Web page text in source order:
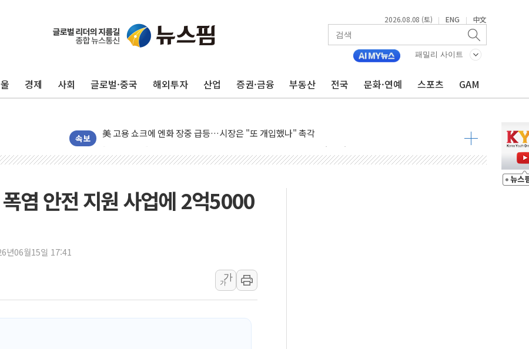
2026.08.08 (토) | ENG | 中文
패밀리 사이트
경제 사회 글로벌·중국 해외투자 산업 증권·금융 부동산 전국 문화·연예 스포츠 GAM
속보
미 연준 매파 기세 꺾이나…고용 감소에 9월 동결 전망 우세
[종합] 이슬람 수니파 3국, '공동방위협정' 체결… 이스라엘·이란 위협에 맞설 자체 억지력 강화
美 항소법원, 백악관 무도회장 공사 중단 명령…트럼프 제동
이란 핵심 원유 수출항 '하르그섬', 최근 1주일 이상 '올스톱'… 美 해상봉쇄 영향
[AI MY 뉴스] 뉴욕 반도체주 프리뷰...美 고용 쇼크에 반도체주 '활짝'
뉴욕증시 프리뷰, 美 고용 쇼크에 금리 인상 우려 후퇴…나스닥 선물 1%대 상승
[사진] 이슬람 수니파 3개국, 공동방위협정 체결
뉴욕증시 개장 전 특징주...아틀라시안·클라우드플레어·태양광주↑ VS 트레이드데스크·웬디스↓
李 "해남 태양광, 대한민국 다음 100년 밑거름…수도권 집중 완화 전환점"
李 대통령, '6시간 마라톤 부동산 2차 회의' 주재… "전폭적 공급 확대·속도전 총력"
염 안전 지원 사업에 2억5000
년06월15일 17:41
가
가